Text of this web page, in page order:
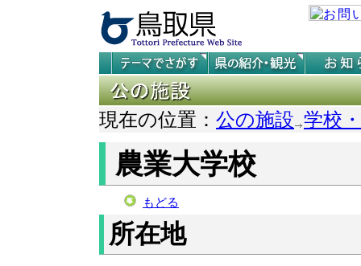
現在の位置： 公の施設 学校
農業大学校
もどる
所在地